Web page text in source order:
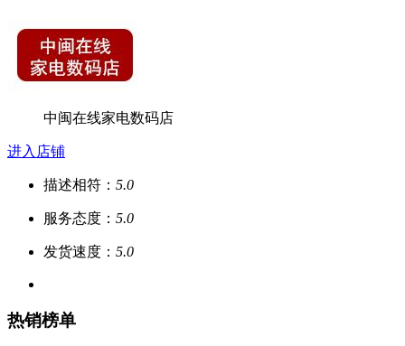
中闽在线家电数码店
进入店铺
描述相符： 5.0
服务态度： 5.0
发货速度： 5.0
热销榜单